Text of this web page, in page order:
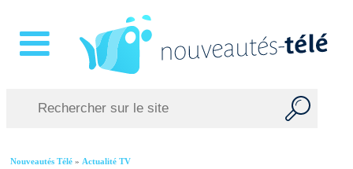
Nouveautés Télé »Actualité TV